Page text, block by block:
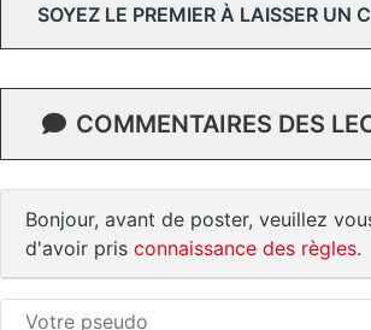
SOYEZ LE PREMIER À LAISSER UN
COMMENTAIRES DES
Bonjour, avant de poster, veuillez
d'avoir pris connaissance des règles.